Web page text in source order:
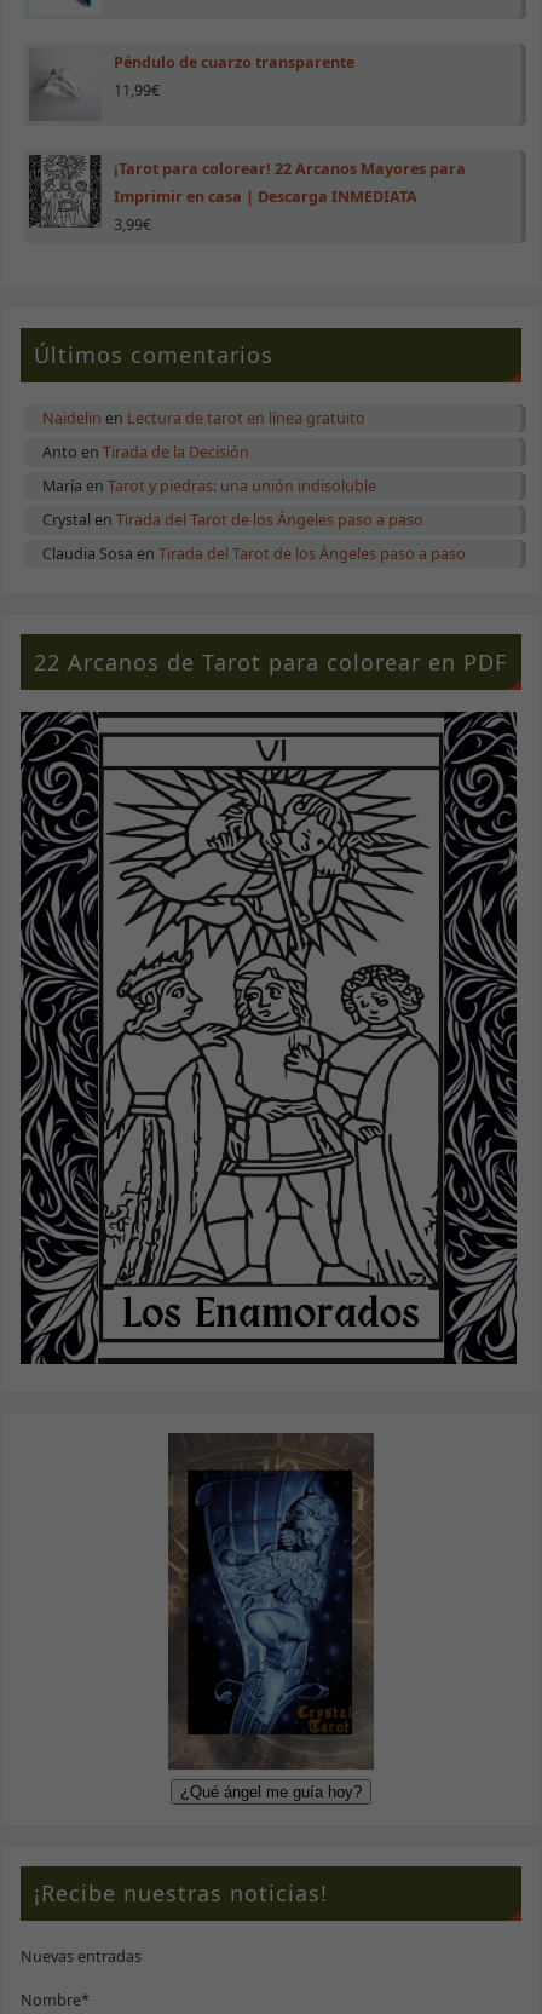
Péndulo de cuarzo transparente
11,99€
¡Tarot para colorear! 22 Arcanos Mayores para
Imprimir en casa | Descarga INMEDIATA
3,99€
Últimos comentarios
Naidelin en Lectura de tarot en línea gratuito
Anto enTirada de la Decisión
María enTarot y piedras: una unión indisoluble
Crystal enTirada del Tarot de los Ángeles paso a paso
Claudia Sosa enTirada del Tarot de los Ángeles paso a paso
22 Arcanos de Tarot para colorear en PDF
¡Recibe nuestras noticias!
Nuevas entradas
Nombre*
ver contenido y